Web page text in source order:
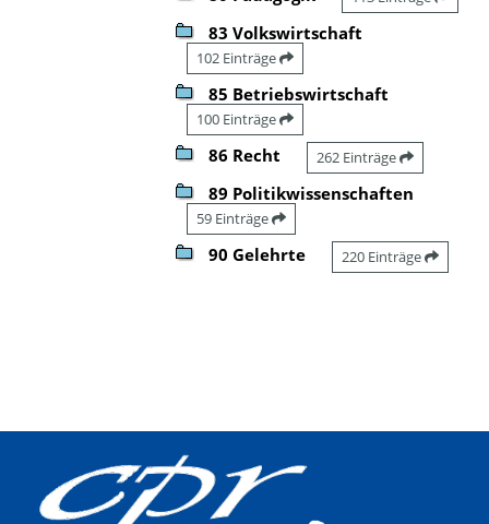
83 Volkswirtschaft
102 Einträge
85 Betriebswirtschaft
100 Einträge
86 Recht 262 Einträge
89 Politikwissenschaften
59 Einträge
90 Gelehrte 220 Einträge